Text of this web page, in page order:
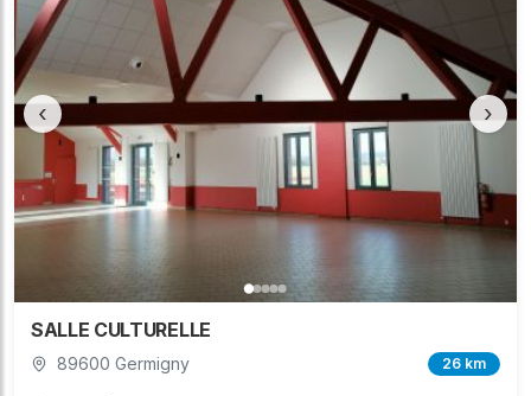
‹ ›
SALLE CULTURELLE
89600 Germigny 26 km